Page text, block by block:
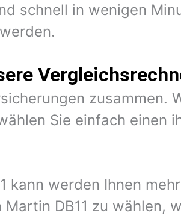
schnell in wenigen
zusammen.
Sie einfach einen
kann werden Ihnen
DB11 zu wählen,